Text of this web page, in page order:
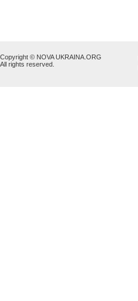
Copyright © NOVA UKRAINA.ORG
All rights reserved.